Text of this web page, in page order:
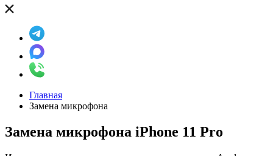
Главная
Замена микрофона
Замена микрофона iPhone 11 Pro